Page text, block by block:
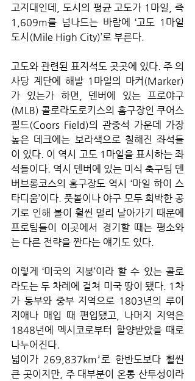
고지대인데, 도시의 평균 고도가 1마일, 즉
1,609m를 넘나드는 바람에 ‘고도 1마일
도시(Mile High City)’로 부른다.
고도와 관련된 표지석도 곳곳에 있다. 주 의
사당 계단에 해발 1마일의 마커(Marker)
가 있는가 하면, 덴버에 있는 프로야구
(MLB) 콜로라도로키스의 홈구장인 쿠어스
필드(Coors Field)의 관중석 가운데 가장
높은 데크에는 보라색으로 칠해진 좌석들
이 있다. 이 역시 고도 1마일을 표시하는 좌
석들이다. 역시 덴버에 있는 미식 축구팀 덴
버브롱코스의 홈구장도 역시 ‘마일 하이 스
타디움’이다. 풋볼이나 야구 모두 희박한 공
기로 인해 볼이 훨씬 멀리 날아가기 때문에
프로팀들이 이곳에서 경기할 때는 평소와
는 다른 전략을 짠다는 얘기도 있다.
이렇게 ‘미국의 지붕’이라 할 수 있는 콜로
라도는 두 차례에 걸쳐 미국 땅이 됐다. 1차
가 동부와 중부 지역으로 1803년의 루이
지애나 매입 때 편입됐고, 나머지 지역은
1848년에 멕시코로부터 할양받았을 때로
나누어진다.
넓이가 269,837km²로 한반도보다 훨씬
큰 곳이지만, 주 대부분이 온통 산투성이라